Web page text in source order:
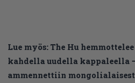
Lue myös:The Hu
kahdella uudella kappaleella
ammennettiin